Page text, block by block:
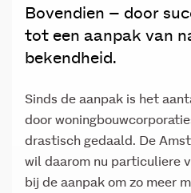
Bovendien – door
tot een aanpak van
bekendheid.
Sinds de aanpak is het
door
drastisch gedaald. De
wil daarom nu particuliere
bij de aanpak om zo meer